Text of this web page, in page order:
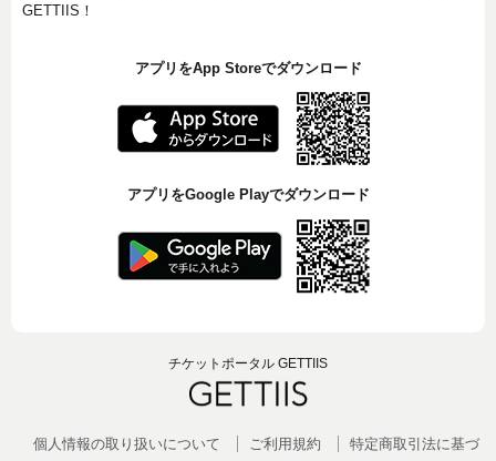
GETTIIS！
アプリをApp Storeでダウンロード
アプリをGoogle Playでダウンロード
チケットポータル GETTIIS
個人情報の取り扱いについて ご利用規約 特定商取引法に基づ